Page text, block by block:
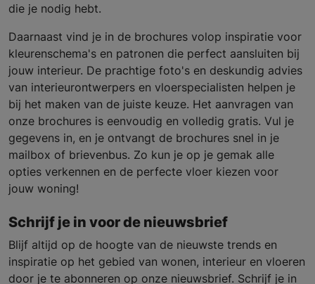
die je nodig hebt.
Daarnaast vind je in de brochures volop inspiratie voor
kleurenschema's en patronen die perfect aansluiten bij
jouw interieur. De prachtige foto's en deskundig advies
van interieurontwerpers en vloerspecialisten helpen je
bij het maken van de juiste keuze. Het aanvragen van
onze brochures is eenvoudig en volledig gratis. Vul je
gegevens in, en je ontvangt de brochures snel in je
mailbox of brievenbus. Zo kun je op je gemak alle
opties verkennen en de perfecte vloer kiezen voor
jouw woning!
Schrijf je in voor de nieuwsbrief
Blijf altijd op de hoogte van de nieuwste trends en
inspiratie op het gebied van wonen, interieur en vloeren
door je te abonneren op onze nieuwsbrief. Schrijf je in